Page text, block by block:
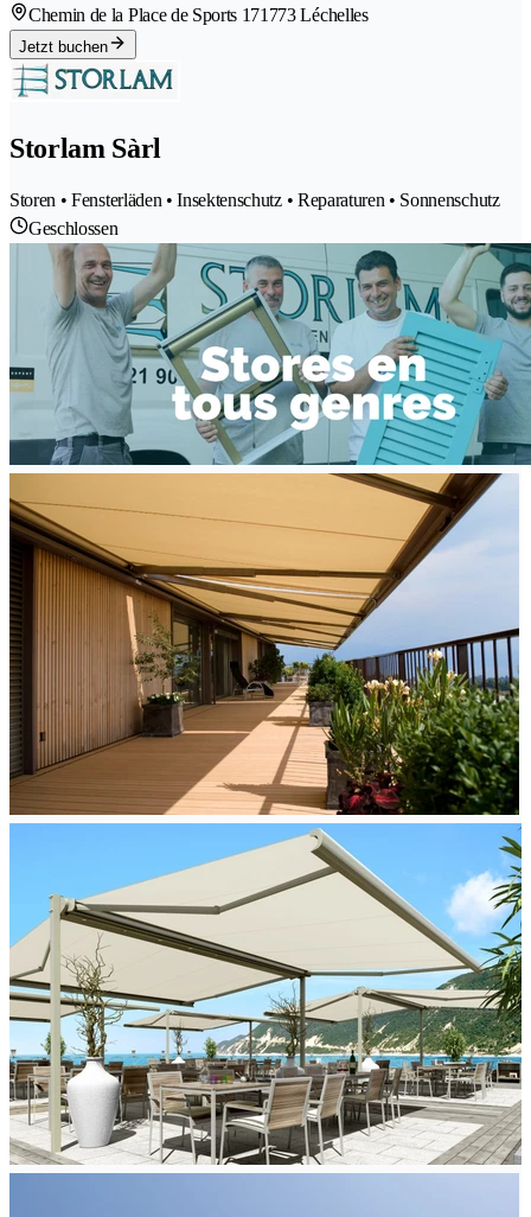
Chemin de la Place de Sports 171773 Léchelles
Jetzt buchen
Storlam Sàrl
Storen • Fensterläden • Insektenschutz • Reparaturen • Sonnenschutz
Geschlossen